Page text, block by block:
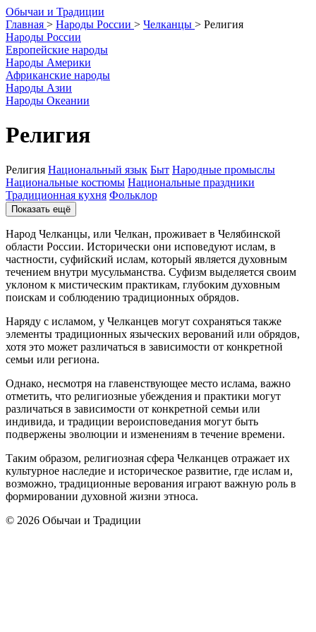
Обычаи и Традиции
Главная > Народы России > Челканцы > Религия
Народы России
Европейские народы
Народы Америки
Африканские народы
Народы Азии
Народы Океании
Религия
Религия Национальный язык Быт Народные промыслы
Национальные костюмы Национальные праздники
Традиционная кухня Фольклор
Показать ещё
Народ Челканцы, или Челкан, проживает в Челябинской
области России. Исторически они исповедуют ислам, в
частности, суфийский ислам, который является духовным
течением внутри мусульманства. Суфизм выделяется своим
уклоном к мистическим практикам, глубоким духовным
поискам и соблюдению традиционных обрядов.
Наряду с исламом, у Челканцев могут сохраняться также
элементы традиционных языческих верований или обрядов,
хотя это может различаться в зависимости от конкретной
семьи или региона.
Однако, несмотря на главенствующее место ислама, важно
отметить, что религиозные убеждения и практики могут
различаться в зависимости от конкретной семьи или
индивида, и традиции вероисповедания могут быть
подвержены эволюции и изменениям в течение времени.
Таким образом, религиозная сфера Челканцев отражает их
культурное наследие и историческое развитие, где ислам и,
возможно, традиционные верования играют важную роль в
формировании духовной жизни этноса.
© 2026 Обычаи и Традиции